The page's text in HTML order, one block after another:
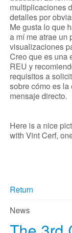
multiplicaciones
detalles por
Me gusta lo que
a mí me atrae un
visualizaciones
Creo que es una
REU y
requisitos a
sobre cómo es
mensaje directo.
Here is a nice
with Vint Cerf,
Return
News